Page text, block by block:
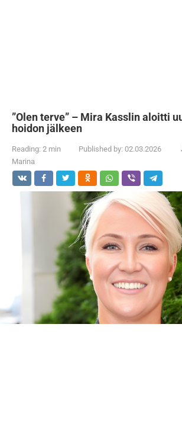
”Olen terve” – ​​Mira Kasslin aloitti
hoidon jälkeen
Reading: 2 min Published by: 02.03.2026
Marina